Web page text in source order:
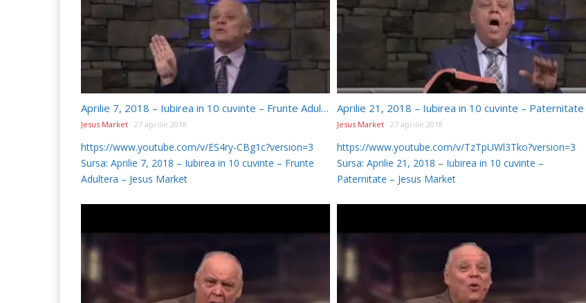
Aprilie 7, 2018 – Iubirea in 10 cuvinte – Frunte Adultera
Jesus Market 27 aprilie 2018
https://www.youtube.com/v/ES4ry-CBg1c?version=3
Sursa: Aprilie 7, 2018 – Iubirea in 10 cuvinte – Frunte
Adultera – Jesus Market
Aprilie 21, 2018 – Iubirea in 10 cuvinte – Paternitate
Jesus Market 27 aprilie 2018
https://www.youtube.com/v/TzTpUWl3Tko?version=3
Sursa: Aprilie 21, 2018 – Iubirea in 10 cuvinte –
Paternitate – Jesus Market